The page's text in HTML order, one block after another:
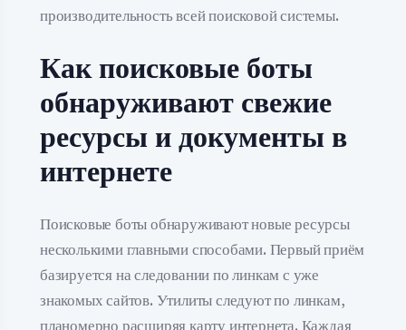
производительность всей поисковой системы.
Как поисковые боты
обнаруживают свежие
ресурсы и документы в
интернете
Поисковые боты обнаруживают новые ресурсы
несколькими главными способами. Первый приём
базируется на следовании по линкам с уже
знакомых сайтов. Утилиты следуют по линкам,
планомерно расширяя карту интернета. Каждая